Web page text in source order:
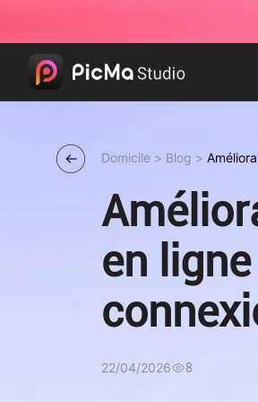
Domicile > Blog >
en
22/04/2026 8